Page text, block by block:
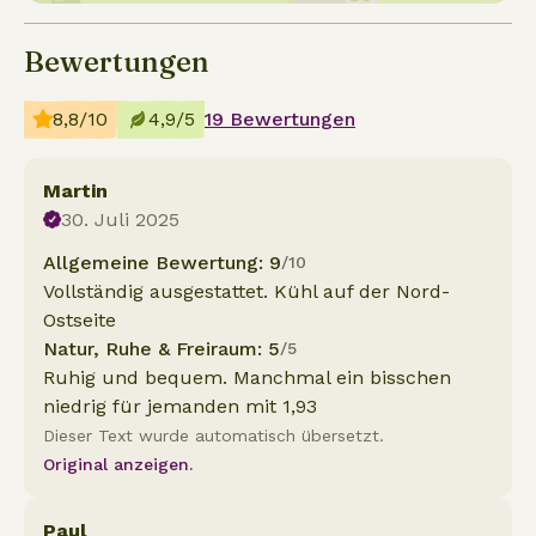
Bewertungen
8,8/10 4,9/5 19 Bewertungen
Martin
30. Juli 2025
Allgemeine Bewertung: 9/10
Vollständig ausgestattet. Kühl auf der Nord-
Ostseite
Natur, Ruhe & Freiraum: 5/5
Ruhig und bequem. Manchmal ein bisschen
niedrig für jemanden mit 1,93
Dieser Text wurde automatisch übersetzt.
Original anzeigen.
Paul